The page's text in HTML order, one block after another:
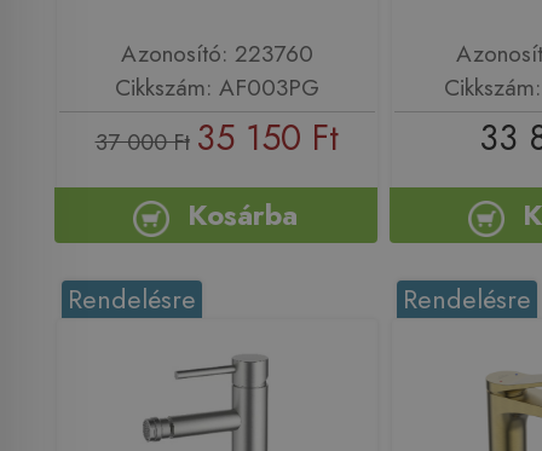
Azonosító: 223760
Cikkszám: AF003PG
37 000 Ft 35 150 Ft
Kosárba
33
Rendelésre Rendelésre